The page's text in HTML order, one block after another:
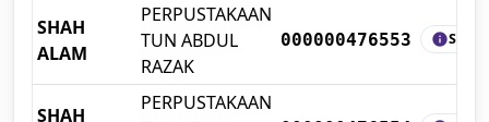
SHAH
ALAM
PERPUSTAKAAN
TUN ABDUL
RAZAK
000000476553 infoSHELF
SHAH
PERPUSTAKAAN